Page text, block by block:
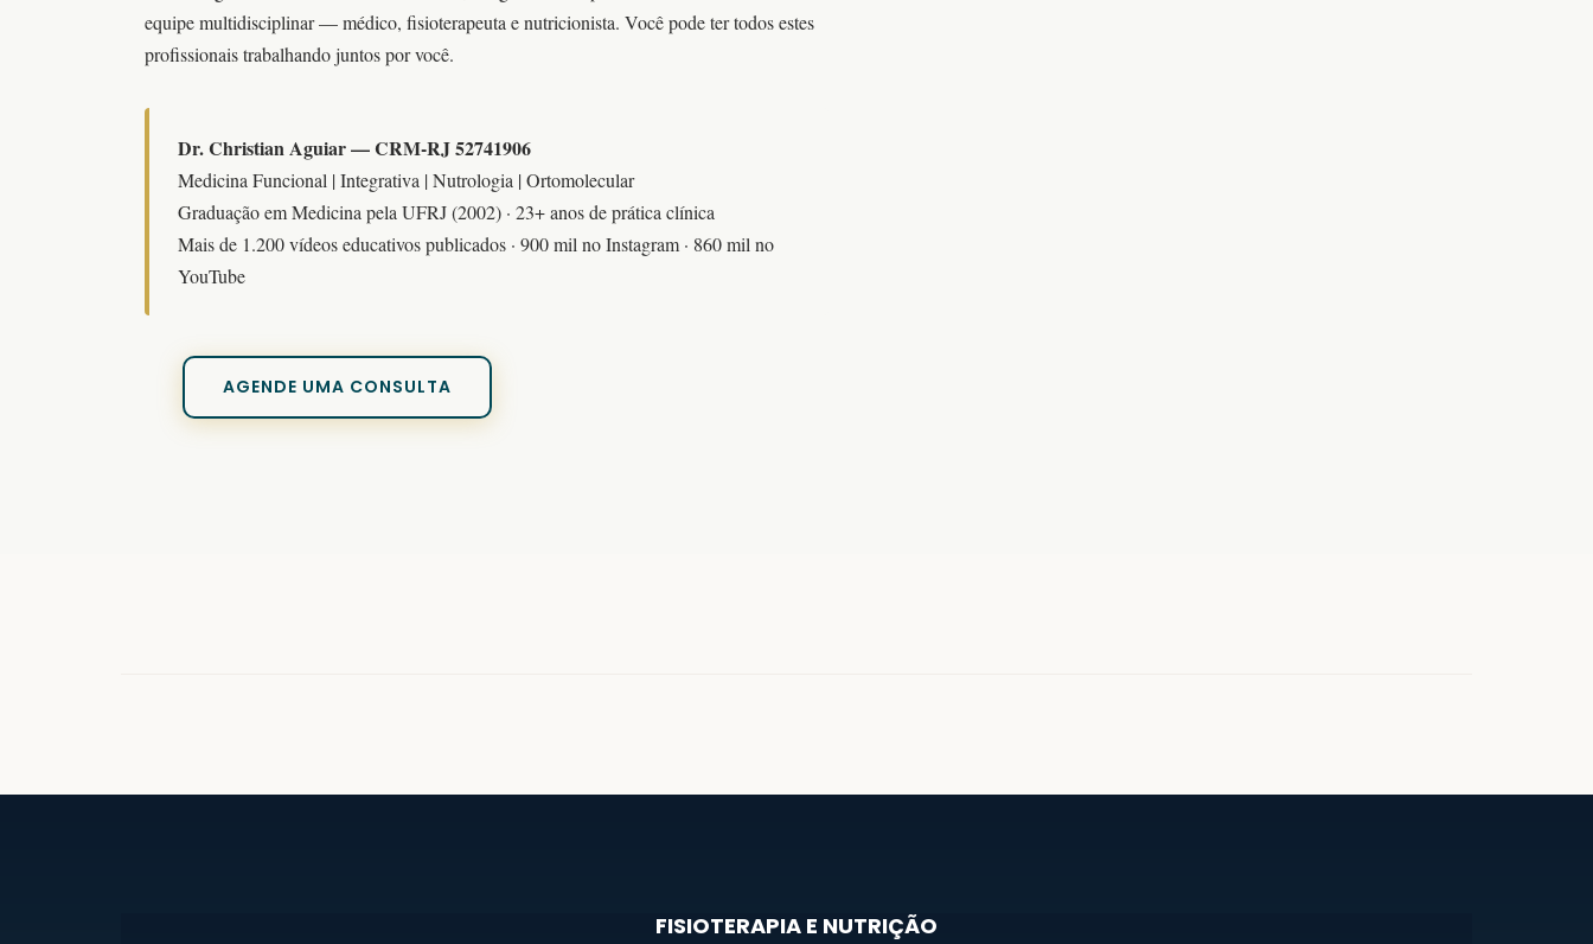
equipe multidisciplinar — médico, fisioterapeuta e nutricionista. Você pode ter todos estes
profissionais trabalhando juntos por você.
Dr. Christian Aguiar — CRM-RJ 52741906
Medicina Funcional | Integrativa | Nutrologia | Ortomolecular
Graduação em Medicina pela UFRJ (2002) · 23+ anos de prática clínica
Mais de 1.200 vídeos educativos publicados · 900 mil no Instagram · 860 mil no
YouTube
AGENDE UMA CONSULTA
FISIOTERAPIA E NUTRIÇÃO